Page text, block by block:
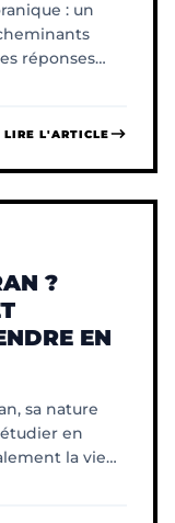
: un
réponses
LIRE L'ARTICLE
?
EN
sa nature
en
la vie